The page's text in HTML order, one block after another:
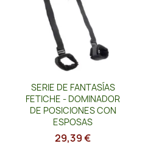
Vista rápida
SERIE DE FANTASÍAS
FETICHE - DOMINADOR
DE POSICIONES CON
ESPOSAS
29,39 €